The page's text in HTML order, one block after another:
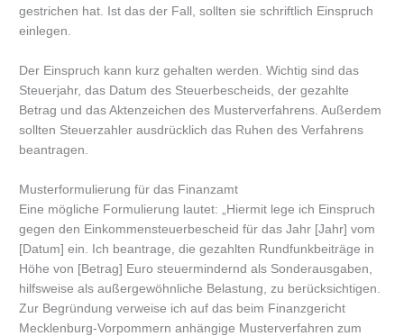
gestrichen hat. Ist das der Fall, sollten sie schriftlich Einspruch
einlegen.
Der Einspruch kann kurz gehalten werden. Wichtig sind das
Steuerjahr, das Datum des Steuerbescheids, der gezahlte
Betrag und das Aktenzeichen des Musterverfahrens. Außerdem
sollten Steuerzahler ausdrücklich das Ruhen des Verfahrens
beantragen.
Musterformulierung für das Finanzamt
Eine mögliche Formulierung lautet: „Hiermit lege ich Einspruch
gegen den Einkommensteuerbescheid für das Jahr [Jahr] vom
[Datum] ein. Ich beantrage, die gezahlten Rundfunkbeiträge in
Höhe von [Betrag] Euro steuermindernd als Sonderausgaben,
hilfsweise als außergewöhnliche Belastung, zu berücksichtigen.
Zur Begründung verweise ich auf das beim Finanzgericht
Mecklenburg-Vorpommern anhängige Musterverfahren zum